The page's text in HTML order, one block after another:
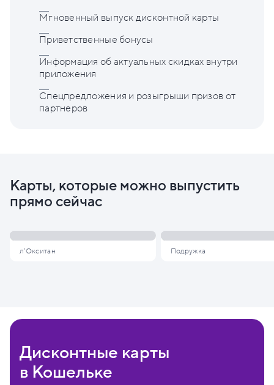
Мгновенный выпуск дисконтной карты
Приветственные бонусы
Информация об актуальных скидках внутри
приложения
Спецпредложения и розыгрыши призов от
партнеров
Карты, которые можно выпустить
прямо сейчас
л'Окситан Подружка
Дисконтные карты
в Кошельке